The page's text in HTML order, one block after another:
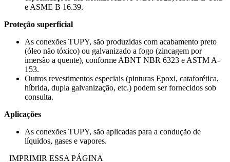
e ASME B 16.39.
Proteção superficial
As conexões TUPY, são produzidas com acabamento preto
(óleo não tóxico) ou galvanizado a fogo (zincagem por
imersão a quente), conforme ABNT NBR 6323 e ASTM A-
153.
Outros revestimentos especiais (pinturas Epoxi, cataforética,
híbrida, dupla galvanização, etc.) podem ser fornecidos sob
consulta.
Aplicações
As conexões TUPY, são aplicadas para a condução de
líquidos, gases e vapores.
IMPRIMIR ESSA PÁGINA